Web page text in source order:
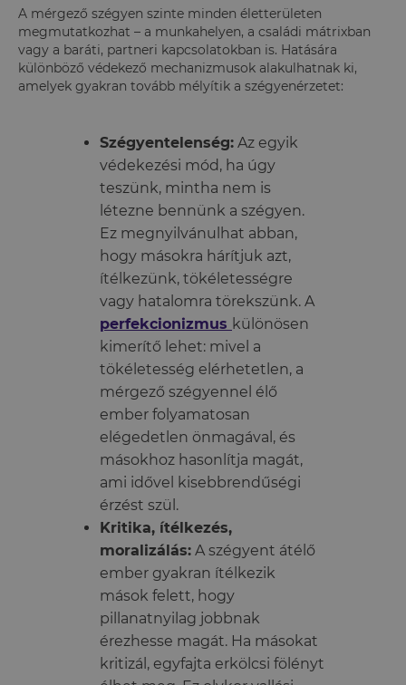
A mérgező szégyen szinte minden életterületen
megmutatkozhat – a munkahelyen, a családi mátrixban
vagy a baráti, partneri kapcsolatokban is. Hatására
különböző védekező mechanizmusok alakulhatnak ki,
amelyek gyakran tovább mélyítik a szégyenérzetet:
Szégyentelenség: Az egyik
védekezési mód, ha úgy
teszünk, mintha nem is
létezne bennünk a szégyen.
Ez megnyilvánulhat abban,
hogy másokra hárítjuk azt,
ítélkezünk, tökéletességre
vagy hatalomra törekszünk. A
perfekcionizmus különösen
kimerítő lehet: mivel a
tökéletesség elérhetetlen, a
mérgező szégyennel élő
ember folyamatosan
elégedetlen önmagával, és
másokhoz hasonlítja magát,
ami idővel kisebbrendűségi
érzést szül.
Kritika, ítélkezés,
moralizálás: A szégyent átélő
ember gyakran ítélkezik
mások felett, hogy
pillanatnyilag jobbnak
érezhesse magát. Ha másokat
kritizál, egyfajta erkölcsi fölényt